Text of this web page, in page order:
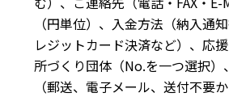
（円単位）、入金方法（納入通
レジットカード決済など）、応
所づくり団体（No.を一つ選択）
（郵送、電子メール、送付不要か